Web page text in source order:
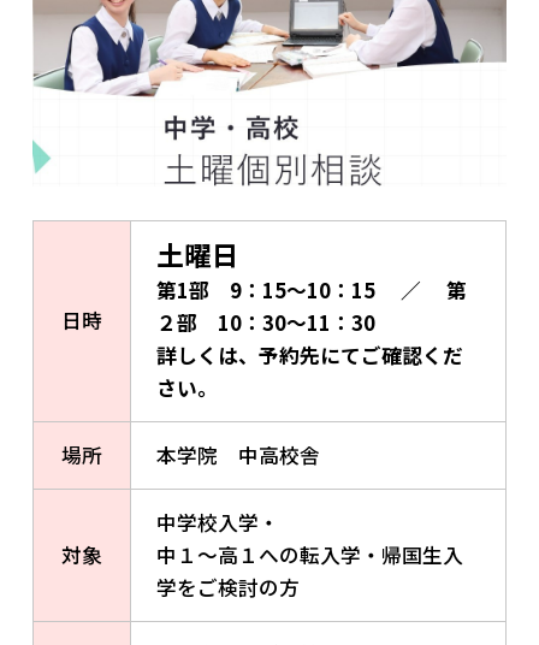
日時
土曜日
第1部 9：15～10：15 ／ 第
２部 10：30～11：30
詳しくは、予約先にてご確認くだ
さい。
場所 本学院 中高校舎
対象
中学校入学・
中１～高１への転入学・帰国生入
学をご検討の方